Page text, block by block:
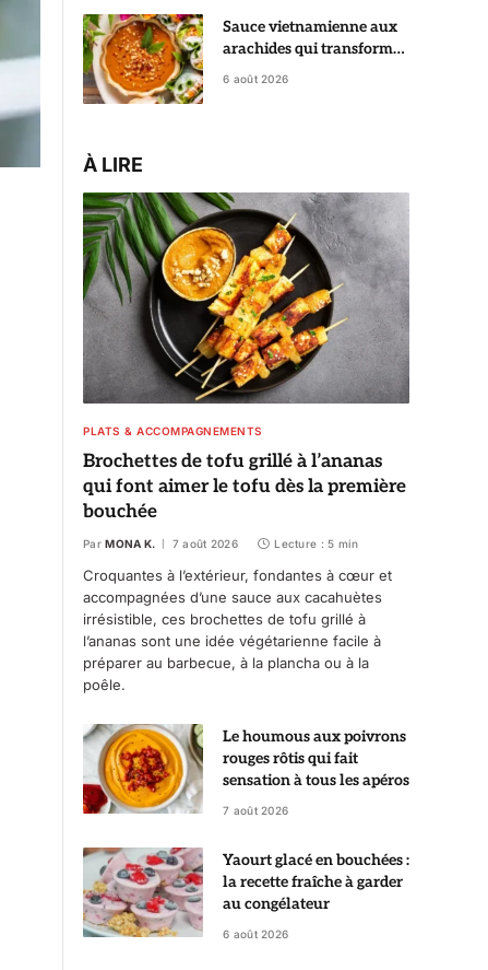
Sauce vietnamienne aux
arachides qui transforme
des rouleaux de printemps
6 août 2026
À LIRE
PLATS & ACCOMPAGNEMENTS
Brochettes de tofu grillé à l’ananas
qui font aimer le tofu dès la première
bouchée
Par MONA K. 7 août 2026 Lecture : 5 min
Croquantes à l’extérieur, fondantes à cœur et
accompagnées d’une sauce aux cacahuètes
irrésistible, ces brochettes de tofu grillé à
l’ananas sont une idée végétarienne facile à
préparer au barbecue, à la plancha ou à la
poêle.
Le houmous aux poivrons
rouges rôtis qui fait
sensation à tous les apéros
7 août 2026
Yaourt glacé en bouchées :
la recette fraîche à garder
au congélateur
6 août 2026